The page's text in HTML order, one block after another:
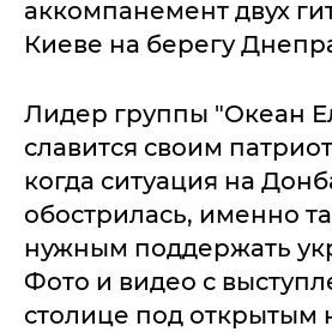
аккомпанемент двух
Киеве на берегу
Лидер группы "Океан
славится своим
когда ситуация на
обострилась, именно
нужным поддержать
Фото и видео с
столице под открытым